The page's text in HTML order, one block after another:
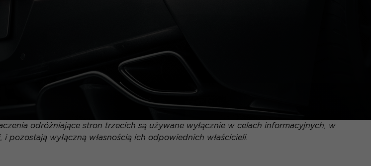
odróżniające stron trzecich są używane wyłącznie w celach informacyjnych, w
wyłączną własnością ich odpowiednich właścicieli.